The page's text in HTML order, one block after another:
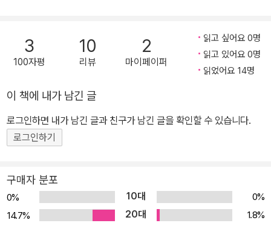
리가 나도록 제작하여 아기들의 청각 발달을 도우며, 다양한 패턴과
강한 색상대비의 그림이 아기들의 주의력과 색채 감각을 발달시킨다.
아기들은 다른 어떤 그림보다 얼굴 그림을 좋아한다. 아기들은 이 책
물>편의 다양한 동물들의 얼굴을 보면서, 태어나서 처음 만나는 그
림책의 즐거움에 푹 빠지게 될 것이다.
3
100자평
10
리뷰
2
마이페이퍼
읽고 싶어요 0명
읽고 있어요 0명
읽었어요 14명
이 책에 내가 남긴 글
로그인하면 내가 남긴 글과 친구가 남긴 글을 확인할 수 있습니다.
로그인하기
구매자 분포
0% 10대
0%
14.7%
20대
1.8%